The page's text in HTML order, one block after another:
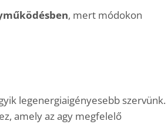
, mert módokon
legenergiaigényesebb szervünk.
amely az agy megfelelő